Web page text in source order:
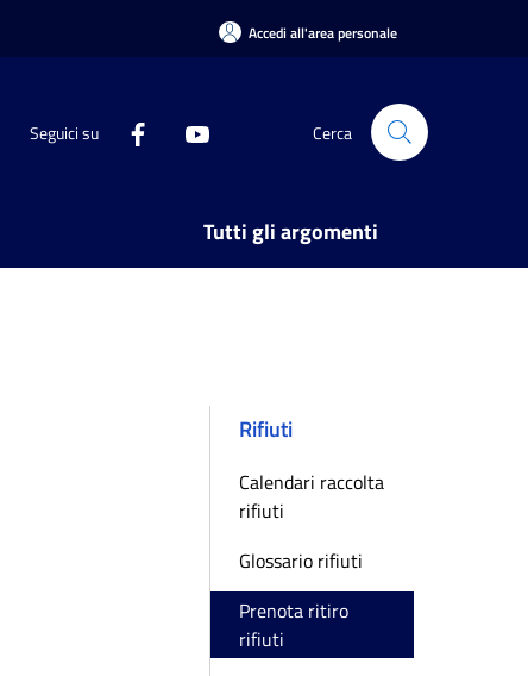
Accedi all'area personale
Seguici su Cerca
Tutti gli argomenti
Rifiuti
Calendari raccolta
rifiuti
Glossario rifiuti
Prenota ritiro
rifiuti